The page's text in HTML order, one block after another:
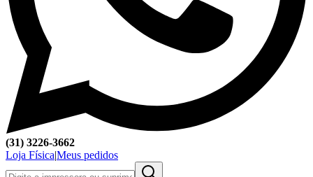
(31) 3226-3662
Loja Física|Meus pedidos